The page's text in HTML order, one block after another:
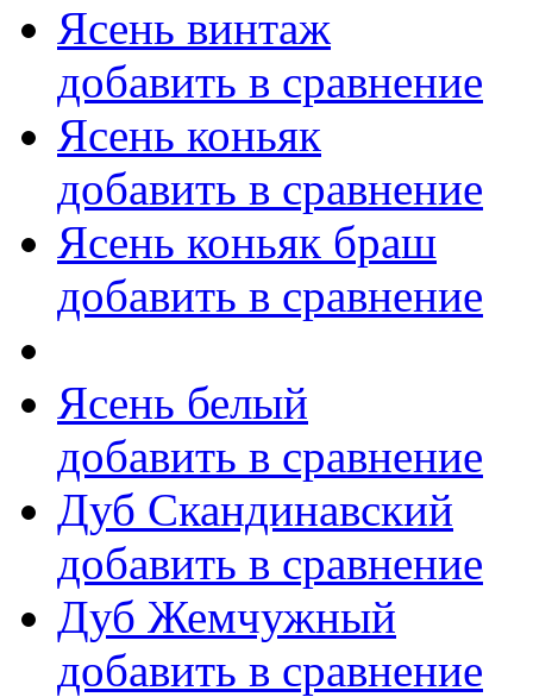
Ясень винтаж
добавить в сравнение
Ясень коньяк
добавить в сравнение
Ясень коньяк браш
добавить в сравнение
Ясень белый
добавить в сравнение
Дуб Скандинавский
добавить в сравнение
Дуб Жемчужный
добавить в сравнение